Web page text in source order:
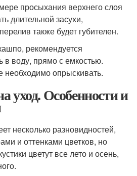
просыхания верхнего слоя
длительной засухи,
также будет губителен.
рекомендуется
в воду, прямо с емкостью.
необходимо опрыскивать.
уход. Особенности и
несколько разновидностей,
и оттенками цветков, но
цветут все лето и осень,